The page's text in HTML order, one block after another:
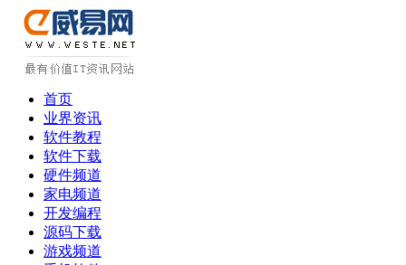
首页
业界资讯
软件教程
软件下载
硬件频道
家电频道
开发编程
源码下载
游戏频道